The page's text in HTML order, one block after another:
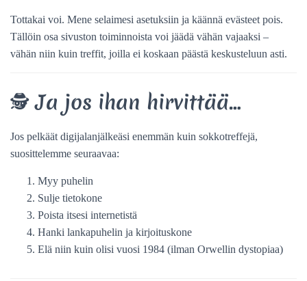
Tottakai voi. Mene selaimesi asetuksiin ja käännä evästeet pois.
Tällöin osa sivuston toiminnoista voi jäädä vähän vajaaksi –
vähän niin kuin treffit, joilla ei koskaan päästä keskusteluun asti.
🕵️ Ja jos ihan hirvittää…
Jos pelkäät digijalanjälkeäsi enemmän kuin sokkotreffejä,
suosittelemme seuraavaa:
Myy puhelin
Sulje tietokone
Poista itsesi internetistä
Hanki lankapuhelin ja kirjoituskone
Elä niin kuin olisi vuosi 1984 (ilman Orwellin dystopiaa)